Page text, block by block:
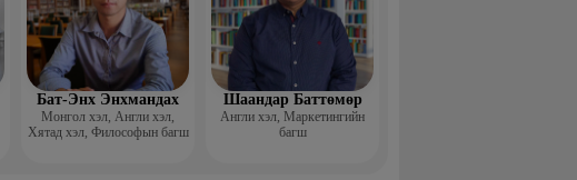
Бат-Энх Энхмандах
Монгол хэл, Англи хэл,
Хятад хэл, Философын багш
Шаандар Баттөмөр
Англи хэл, Маркетингийн
багш